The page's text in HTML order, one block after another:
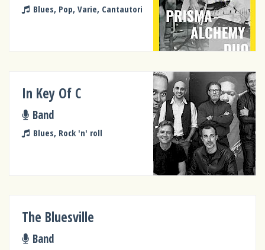
Blues, Pop, Varie, Cantautori
In Key Of C
Band
Blues, Rock 'n' roll
The Bluesville
Band